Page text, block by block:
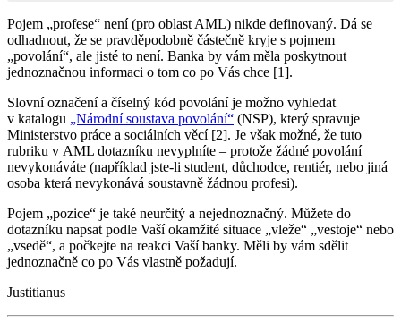
Pojem „profese“ není (pro oblast AML) nikde definovaný. Dá se
odhadnout, že se pravděpodobně částečně kryje s pojmem
„povolání“, ale jisté to není. Banka by vám měla poskytnout
jednoznačnou informaci o tom co po Vás chce [1].
Slovní označení a číselný kód povolání je možno vyhledat
v katalogu „Národní soustava povolání“ (NSP), který spravuje
Ministerstvo práce a sociálních věcí [2]. Je však možné, že tuto
rubriku v AML dotazníku nevyplníte – protože žádné povolání
nevykonáváte (například jste-li student, důchodce, rentiér, nebo jiná
osoba která nevykonává soustavně žádnou profesi).
Pojem „pozice“ je také neurčitý a nejednoznačný. Můžete do
dotazníku napsat podle Vaší okamžité situace „vleže“ „vestoje“ nebo
„vsedě“, a počkejte na reakci Vaší banky. Měli by vám sdělit
jednoznačně co po Vás vlastně požadují.
Justitianus